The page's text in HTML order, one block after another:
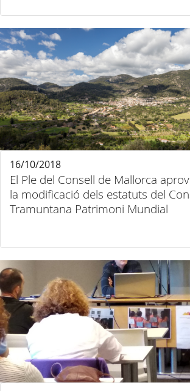
El Ple del Consell de Mallorca
la modificació dels estatuts del
Tramuntana Patrimoni Mundial
16/10/2018